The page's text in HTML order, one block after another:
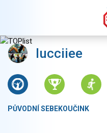
lucciiee
PŮVODNÍ SEBEKOUČINK